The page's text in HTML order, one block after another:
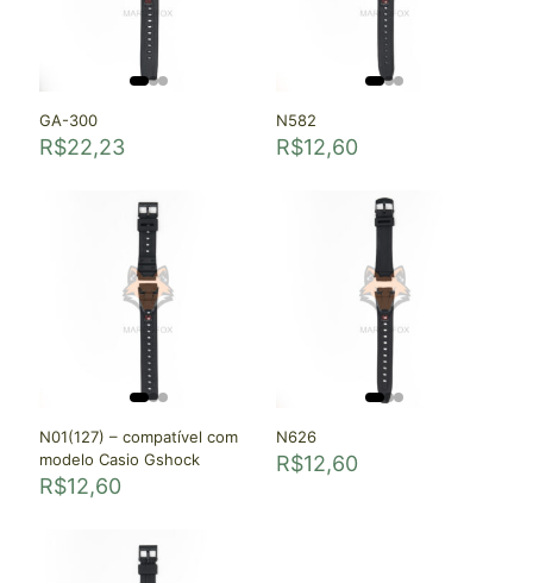
GA-300
R$22,23
N582
R$12,60
N01(127) – compatível com
modelo Casio Gshock
R$12,60
N626
R$12,60